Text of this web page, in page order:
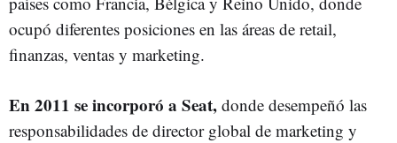
ocupó diferentes posiciones en las áreas de retail,
finanzas, ventas y marketing.
En 2011 se incorporó a Seat, donde desempeñó las
responsabilidades de director global de marketing y